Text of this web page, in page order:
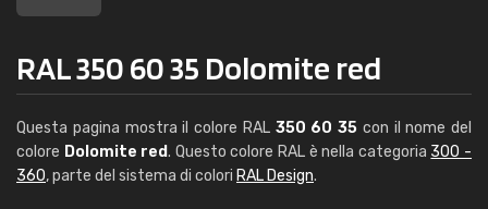
RAL 350 60 35 Dolomite red
Questa pagina mostra il colore RAL 350 60 35 con il nome del
colore Dolomite red. Questo colore RAL è nella categoria 300 -
360, parte del sistema di colori RAL Design.